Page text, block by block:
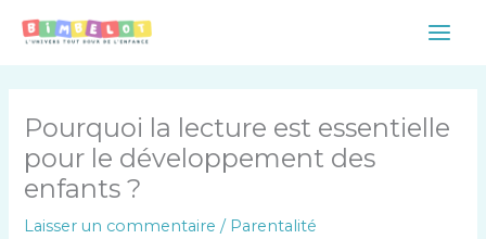
Main
Pourquoi la lecture est essentielle
pour le développement des
enfants ?
Laisser un commentaire / Parentalité